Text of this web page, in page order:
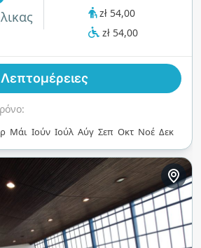
το υδρομασάζ, το γυμναστήριο
και την αναρρίχηση
καιρό.
zł 54,00
zł 54,00
Λεπτομέρειες
Μάι Ιούν Ιούλ Αύγ Σεπ Οκτ Νοέ Δεκ